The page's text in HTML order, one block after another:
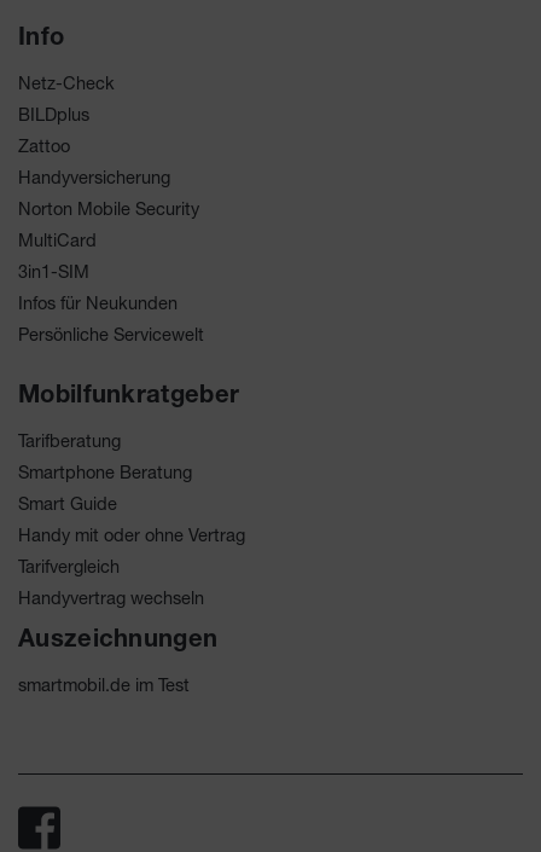
Info
Netz-Check
BILDplus
Zattoo
Handyversicherung
Norton Mobile Security
MultiCard
3in1-SIM
Infos für Neukunden
Persönliche Servicewelt
Mobilfunkratgeber
Tarifberatung
Smartphone Beratung
Smart Guide
Handy mit oder ohne Vertrag
Tarifvergleich
Handyvertrag wechseln
Auszeichnungen
smartmobil.de im Test